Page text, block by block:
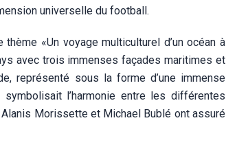
universelle du football.
«Un voyage multiculturel d’un océan à
avec trois immenses façades maritimes et
représenté sous la forme d’une immense
l’harmonie entre les différentes
Morissette et Michael Bublé ont assuré